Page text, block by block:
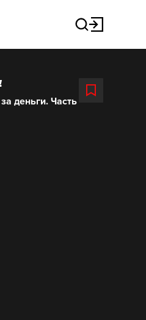
деньги. Часть